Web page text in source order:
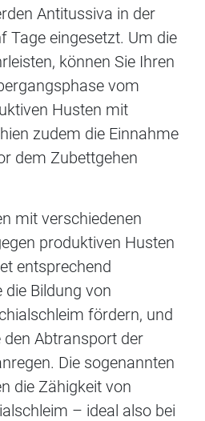
Antitussiva in der
Tage eingesetzt. Um die
können Sie Ihren
vom
Husten mit
zudem die Einnahme
dem Zubettgehen
mit verschiedenen
produktiven Husten
entsprechend
die Bildung von
fördern, und
Abtransport der
Die sogenannten
die Zähigkeit von
– ideal also bei